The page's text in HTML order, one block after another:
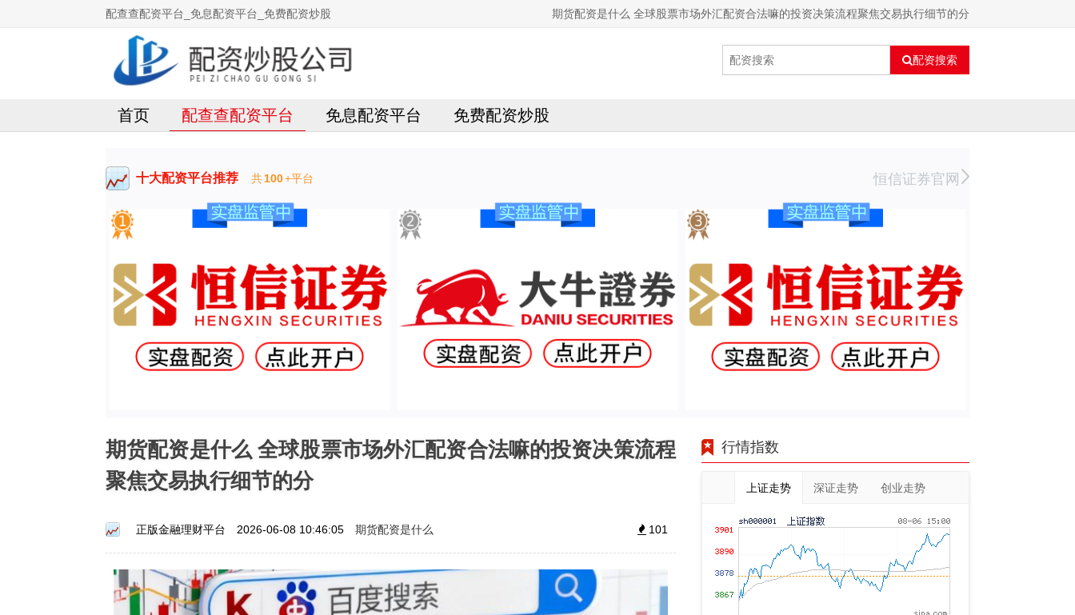
配查查配资平台_免息配资平台_免费配资炒股 期货配资是什么 全球股票市场外汇配资合法嘛的投资决策流程聚焦交易执行细节的分
配资搜索
首页 配查查配资平台 免息配资平台 免费配资炒股
十大配资平台推荐 共100+平台 恒信证券官网
期货配资是什么 全球股票市场外汇配资合法嘛的投资决策流程
聚焦交易执行细节的分
正版金融理财平台 2026-06-08 10:46:05 期货配资是什么 101
行情指数
上证走势 深证走势 创业走势